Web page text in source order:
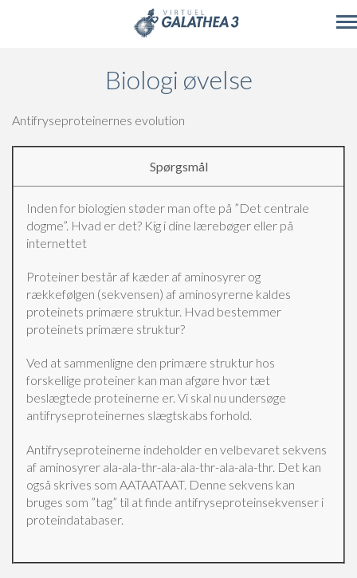
Biologi øvelse
Antifryseproteinernes evolution
Spørgsmål
Inden for biologien støder man ofte på ”Det centrale
dogme”. Hvad er det? Kig i dine lærebøger eller på
internettet
Proteiner består af kæder af aminosyrer og
rækkefølgen (sekvensen) af aminosyrerne kaldes
proteinets primære struktur. Hvad bestemmer
proteinets primære struktur?
Ved at sammenligne den primære struktur hos
forskellige proteiner kan man afgøre hvor tæt
beslægtede proteinerne er. Vi skal nu undersøge
antifryseproteinernes slægtskabs forhold.
Antifryseproteinerne indeholder en velbevaret sekvens
af aminosyrer ala-ala-thr-ala-ala-thr-ala-ala-thr. Det kan
også skrives som AATAATAAT. Denne sekvens kan
bruges som ”tag” til at finde antifryseproteinsekvenser i
proteindatabaser.